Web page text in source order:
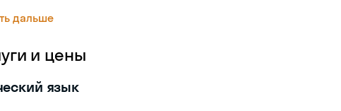
дальше
и цены
язык